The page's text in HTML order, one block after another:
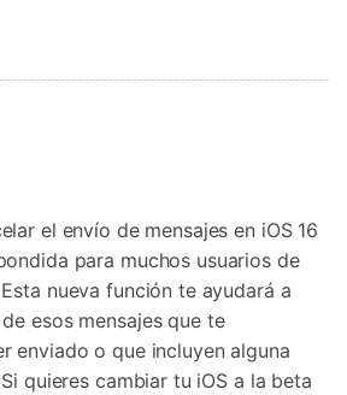
el envío de mensajes en iOS 16
para muchos usuarios de
nueva función te ayudará a
esos mensajes que te
enviado o que incluyen alguna
quieres cambiar tu iOS a la beta